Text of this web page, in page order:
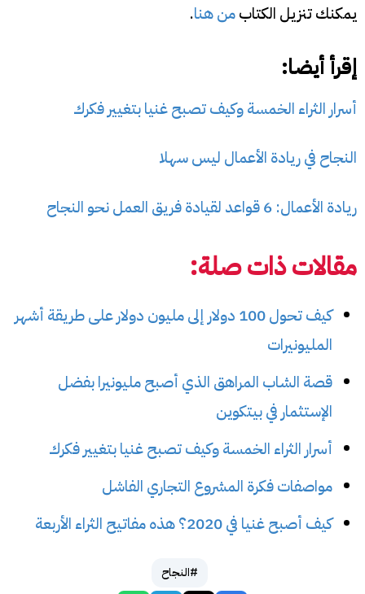
يمكنك تنزيل الكتابمن هنا.
إقرأ أيضا:
أسرار الثراء الخمسة وكيف تصبح غنيا بتغيير فكرك
النجاح في ريادة الأعمال ليس سهلا
ريادة الأعمال: 6 قواعد لقيادة فريق العمل نحو النجاح
مقالات ذات صلة:
كيف تحول 100 دولار إلى مليون دولار على طريقة أشهر
المليونيرات
قصة الشاب المراهق الذي أصبح مليونيرا بفضل
الإستثمار في بيتكوين
أسرار الثراء الخمسة وكيف تصبح غنيا بتغيير فكرك
مواصفات فكرة المشروع التجاري الفاشل
كيف أصبح غنيا في 2020؟ هذه مفاتيح الثراء الأربعة
#النجاح